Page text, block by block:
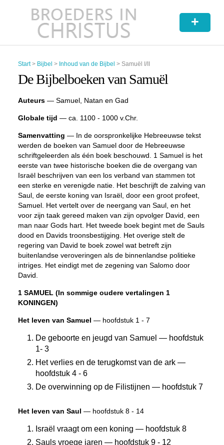
+
Start> Bijbel > Inhoud van de Bijbel > Samuël I/II
De Bijbelboeken van Samuël
Auteurs— Samuel, Natan en Gad
Globale tijd — ca. 1100 - 1000 v.Chr.
Samenvatting — In de oorspronkelijke Hebreeuwse tekst
werden de boeken van Samuel door de Hebreeuwse
schriftgeleerden als één boek beschouwd. 1 Samuel is het
eerste van twee historische boeken die de overgang van
Israël beschrijven van een los verband van stammen tot
een sterke en verenigde natie. Het beschrijft de zalving van
Saul, de eerste koning van Israël, door een groot profeet,
Samuel. Het vertelt over de neergang van Saul, en het
voor zijn taak gereed maken van zijn opvolger David, een
man naar Gods hart. Het tweede boek begint met de Sauls
dood en Davids troonsbestijging. Het overige stelt de
regering van David te boek zowel wat betreft zijn
buitenlandse veroveringen als de binnenlandse politieke
intriges. Het eindigt met de zegening van Salomo door
David.
1 SAMUEL (In sommige oudere vertalingen 1
KONINGEN)
Het leven van Samuel — hoofdstuk 1 - 7
De geboorte en jeugd van Samuel — hoofdstuk
1- 3
Het verlies en de terugkomst van de ark —
hoofdstuk 4 - 6
De overwinning op de Filistijnen — hoofdstuk 7
Het leven van Saul — hoofdstuk 8 - 14
Israël vraagt om een koning — hoofdstuk 8
Sauls vroege jaren — hoofdstuk 9 - 12